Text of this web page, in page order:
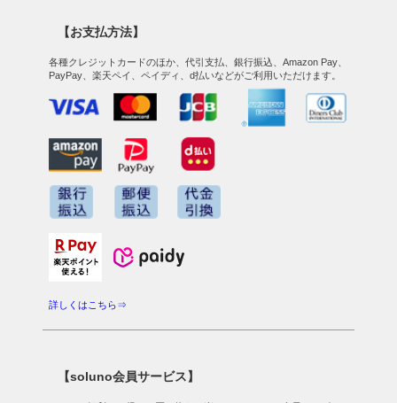
【お支払方法】
各種クレジットカードのほか、代引支払、銀行振込、Amazon Pay、
PayPay、楽天ペイ、ペイディ、d払いなどがご利用いただけます。
詳しくはこちら⇒
【soluno会員サービス】